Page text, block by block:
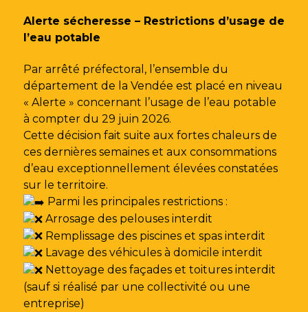
Alerte sécheresse – Restrictions d’usage de
l’eau potable
Par arrêté préfectoral, l’ensemble du
département de la Vendée est placé en niveau
« Alerte » concernant l’usage de l’eau potable
à compter du 29 juin 2026.
Cette décision fait suite aux fortes chaleurs de
ces dernières semaines et aux consommations
d’eau exceptionnellement élevées constatées
sur le territoire.
Parmi les principales restrictions :
Arrosage des pelouses interdit
Remplissage des piscines et spas interdit
Lavage des véhicules à domicile interdit
Nettoyage des façades et toitures interdit
(sauf si réalisé par une collectivité ou une
entreprise)